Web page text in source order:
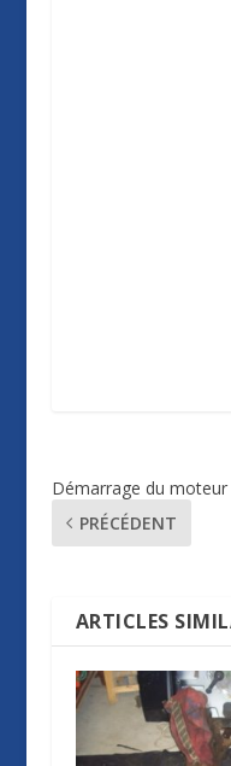
Démarrage du moteur
PRÉCÉDENT
ARTICLES